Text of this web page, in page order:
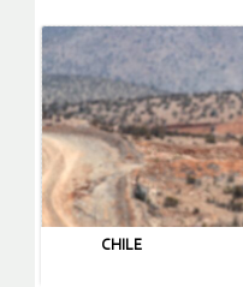
CHILE